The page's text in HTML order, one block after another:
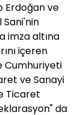
Erdoğan ve
imza altına
içeren
Cumhuriyeti
ve Sanayi
Ticaret
da